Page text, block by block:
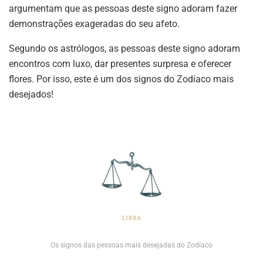
argumentam que as pessoas deste signo adoram fazer
demonstrações exageradas do seu afeto.
Segundo os astrólogos, as pessoas deste signo adoram
encontros com luxo, dar presentes surpresa e oferecer
flores. Por isso, este é um dos signos do Zodíaco mais
desejados!
Os signos das pessoas mais desejadas do Zodíaco